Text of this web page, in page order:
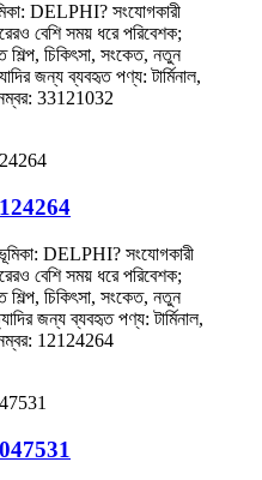
DELPHI? সংযোগকারী
বেশি সময় ধরে পরিবেশক;
শিল্প, চিকিৎসা, সংকেত, নতুন
জন্য ব্যবহৃত পণ্য: টার্মিনাল,
33121032
DELPHI? সংযোগকারী
বেশি সময় ধরে পরিবেশক;
শিল্প, চিকিৎসা, সংকেত, নতুন
জন্য ব্যবহৃত পণ্য: টার্মিনাল,
নম্বর: 12124264